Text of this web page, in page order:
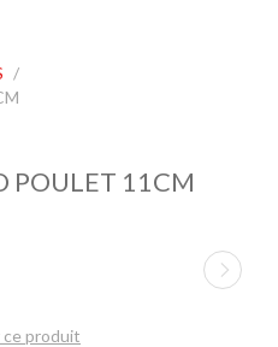
/
POULET 11CM
ce produit